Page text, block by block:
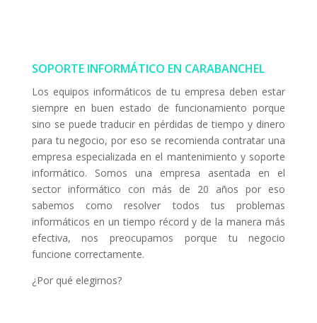
SOPORTE INFORMÁTICO EN CARABANCHEL
Los equipos informáticos de tu empresa deben estar
siempre en buen estado de funcionamiento porque
sino se puede traducir en pérdidas de tiempo y dinero
para tu negocio, por eso se recomienda contratar una
empresa especializada en el mantenimiento y soporte
informático. Somos una empresa asentada en el
sector informático con más de 20 años por eso
sabemos como resolver todos tus problemas
informáticos en un tiempo récord y de la manera más
efectiva, nos preocupamos porque tu negocio
funcione correctamente.
¿Por qué elegirnos?